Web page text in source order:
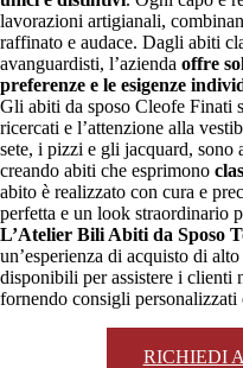
lavorazioni artigianali,
raffinato e audace. Dagli abiti
avanguardisti, l’azienda offre
preferenze e le esigenze
Gli abiti da sposo Cleofe Finati
ricercati e l’attenzione alla
sete, i pizzi e gli jacquard,
creando abiti che esprimono
abito è realizzato con cura e
perfetta e un look straordinario
L’Atelier Bili Abiti da Sposo
un’esperienza di acquisto di
disponibili per assistere i clienti
fornendo consigli personalizzati
RICHIEDI